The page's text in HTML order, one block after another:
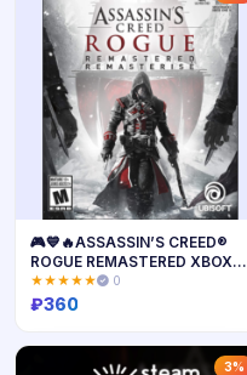
Купить
🎮💙🔥ASSASSIN’S CREED®
ROGUE REMASTERED XBOX🔑
КЛЮЧ AR ЛИЦЕНЗИЯ🔥
★★★★★ 0
₽360
3%